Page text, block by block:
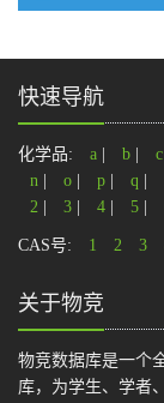
快速导航
化学品: a b c
n
o p q
2
3 4 5
CAS号: 1 2 3
关于物竞
物竞数据库是一个
库，为学生、学者